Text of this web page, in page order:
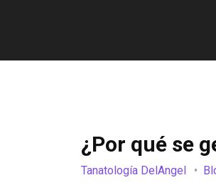
¿Por qué se
Tanatología DelAngel